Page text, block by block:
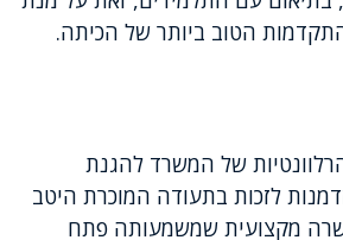
הטוב ביותר של הכיתה.
של המשרד להגנת
לזכות בתעודה המוכרת היטב
מקצועית שמשמעותה פתח